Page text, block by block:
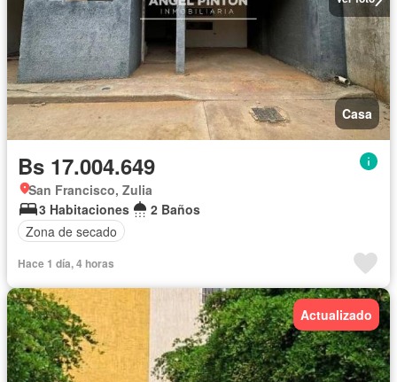
Casa
Bs 17.004.649
San Francisco, Zulia
3 Habitaciones
2 Baños
Zona de secado
Hace 1 día, 4 horas
Actualizado